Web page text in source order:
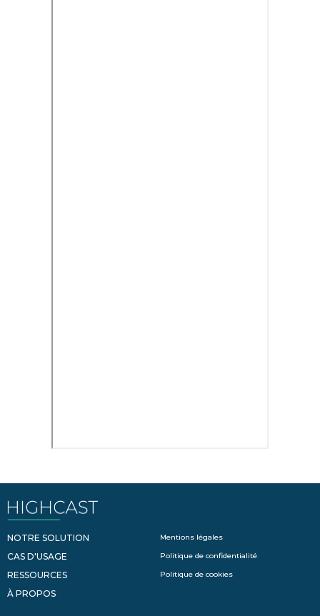
NOTRE SOLUTION
CAS D'USAGE
RESSOURCES
À PROPOS
Mentions légales
Politique de confidentialité
Politique de cookies